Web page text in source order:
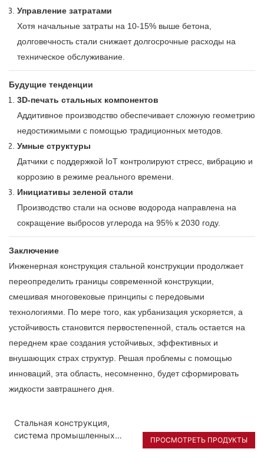
Управление затратами
Хотя начальные затраты на 10-15% выше бетона,
долговечность стали снижает долгосрочные расходы на
техническое обслуживание.
Будущие тенденции
3D-печать стальных компонентов
Аддитивное производство обеспечивает сложную геометрию
недостижимыми с помощью традиционных методов.
Умные структуры
Датчики с поддержкой IoT контролируют стресс, вибрацию и
коррозию в режиме реального времени.
Инициативы зеленой стали
Производство стали на основе водорода направлена ​​на
сокращение выбросов углерода на 95% к 2030 году.
Заключение
Инженерная конструкция стальной конструкции продолжает
переопределить границы современной конструкции,
смешивая многовековые принципы с передовыми
технологиями. По мере того, как урбанизация ускоряется, а
устойчивость становится первостепенной, сталь остается на
переднем крае создания устойчивых, эффективных и
внушающих страх структур. Решая проблемы с помощью
инноваций, эта область, несомненно, будет сформировать
жидкости завтрашнего дня.
Стальная конструкция,
система промышленных
ПРОСМОТРЕТЬ ПРОДУКТЫ